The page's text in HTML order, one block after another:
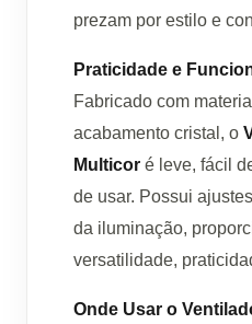
prezam por estilo e
Praticidade e
Fabricado com
acabamento cristal, o
Multicor é leve, fácil
de usar. Possui
da iluminação,
versatilidade,
Onde Usar o